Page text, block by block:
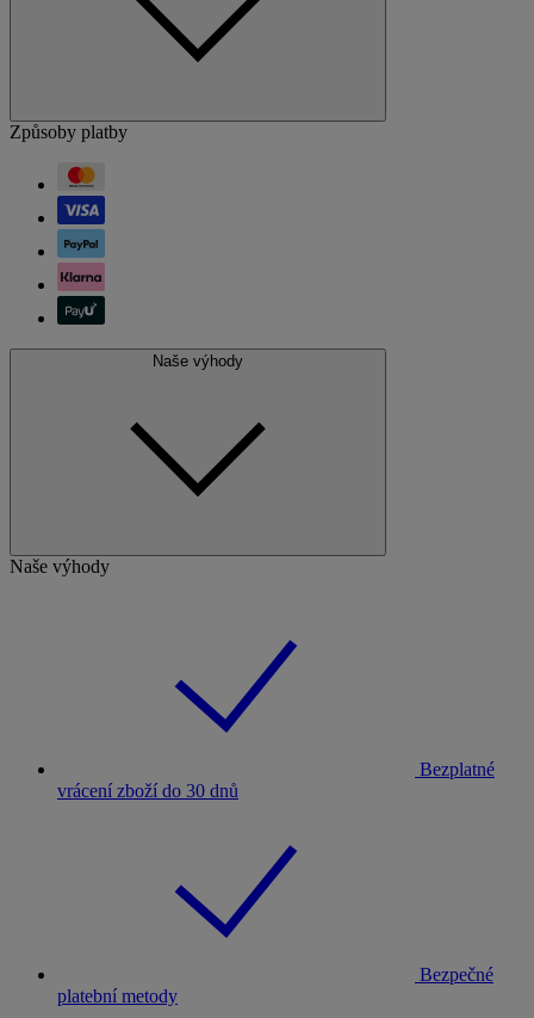
Způsoby platby
Naše výhody
Naše výhody
Bezplatné
vrácení zboží do 30 dnů
Bezpečné
platební metody